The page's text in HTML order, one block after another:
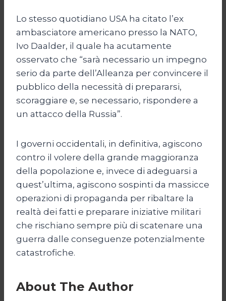
Lo stesso quotidiano USA ha citato l’ex
ambasciatore americano presso la NATO,
Ivo Daalder, il quale ha acutamente
osservato che “sarà necessario un impegno
serio da parte dell’Alleanza per convincere il
pubblico della necessità di prepararsi,
scoraggiare e, se necessario, rispondere a
un attacco della Russia”.
I governi occidentali, in definitiva, agiscono
contro il volere della grande maggioranza
della popolazione e, invece di adeguarsi a
quest’ultima, agiscono sospinti da massicce
operazioni di propaganda per ribaltare la
realtà dei fatti e preparare iniziative militari
che rischiano sempre più di scatenare una
guerra dalle conseguenze potenzialmente
catastrofiche.
About The Author